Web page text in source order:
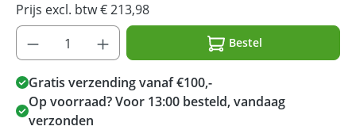
Prijs excl. btw € 213,98
Bestel
Gratis verzending vanaf €100,-
Op voorraad? Voor 13:00 besteld, vandaag
verzonden